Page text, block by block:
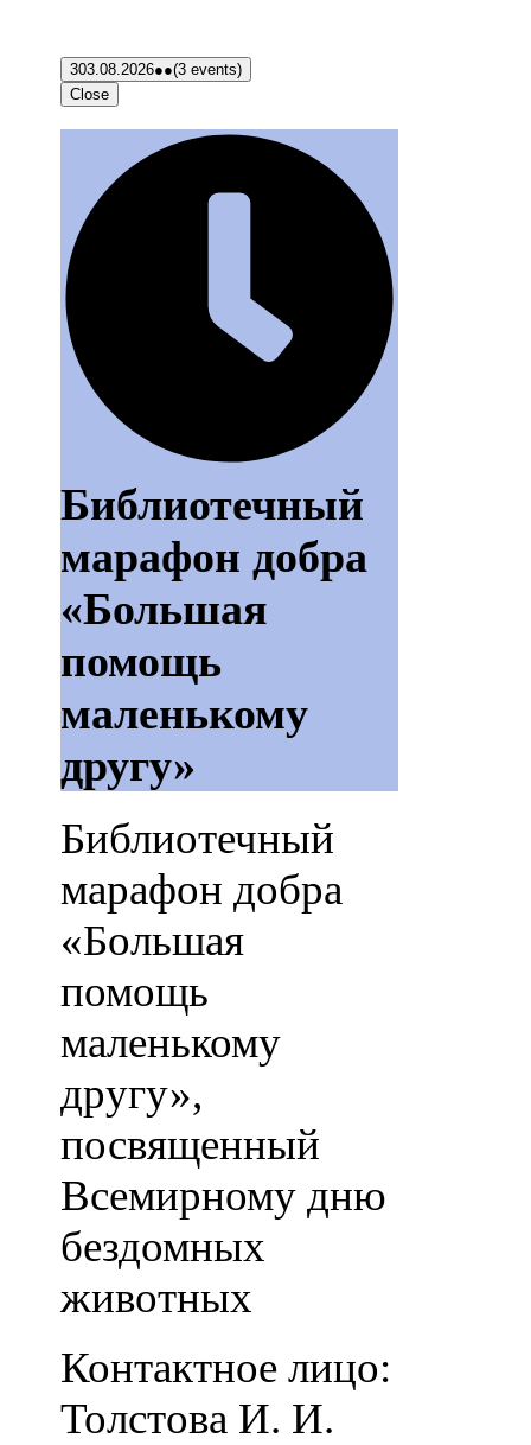
303.08.2026●●(3 events)
Close
Библиотечный
марафон добра
«Большая
помощь
маленькому
другу»
Библиотечный
марафон добра
«Большая
помощь
маленькому
другу»,
посвященный
Всемирному дню
бездомных
животных
Контактное лицо:
Толстова И. И.